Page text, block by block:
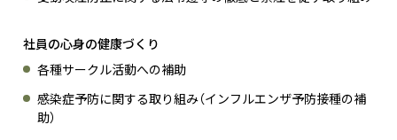
社員の心身の健康づくり
各種サークル活動への補助
感染症予防に関する取り組み（インフルエンザ予防接種の補
助）